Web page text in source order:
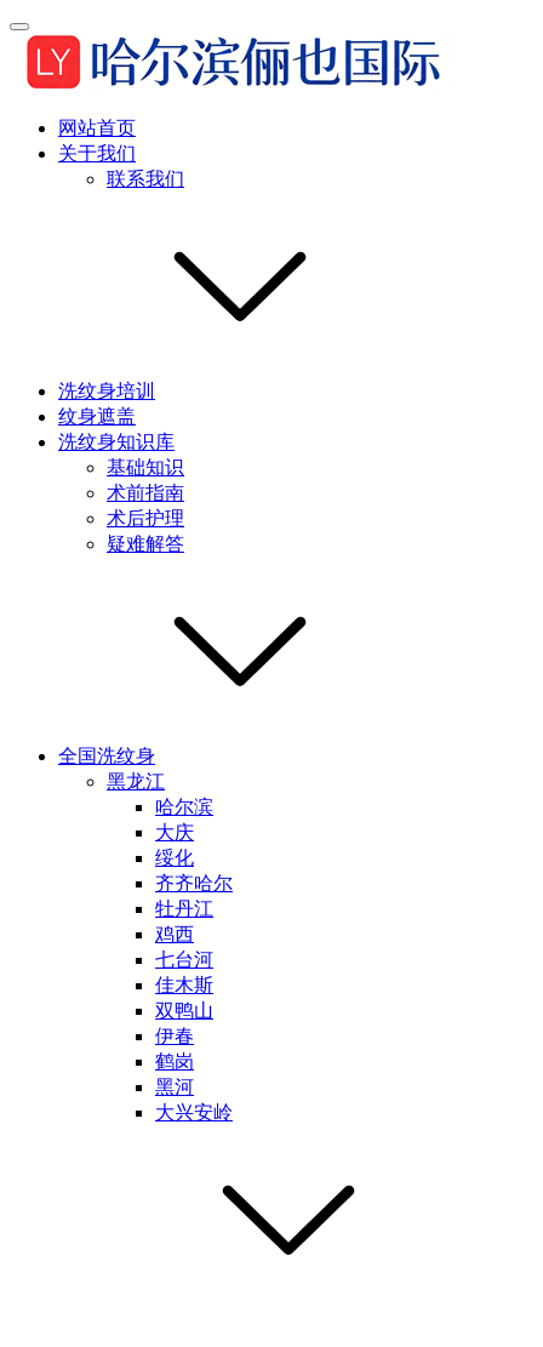
网站首页
关于我们
联系我们
洗纹身培训
纹身遮盖
洗纹身知识库
基础知识
术前指南
术后护理
疑难解答
全国洗纹身
黑龙江
哈尔滨
大庆
绥化
齐齐哈尔
牡丹江
鸡西
七台河
佳木斯
双鸭山
伊春
鹤岗
黑河
大兴安岭